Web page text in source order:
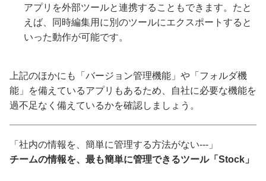
アプリを外部ツールと連携することもできます。たと
えば、同時編集用に別のツールにエクスポートすると
いった動作が可能です。
上記のほかにも「バージョン管理機能」や「フォルダ機
能」を備えているアプリもあるため、自社に必要な機能を
過不足なく備えているかを確認しましょう。
「社内の情報を、簡単に管理する方法がない---」
チームの情報を、最も簡単に管理できるツール「Stock」